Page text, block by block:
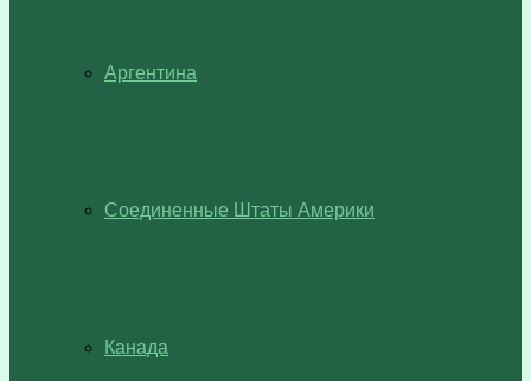
Аргентина
Соединенные Штаты Америки
Канада